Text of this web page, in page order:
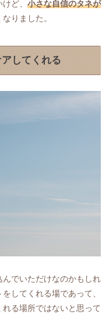
ど、 小さな自信のタネが
りました。
してくれる
でいただけなのかもしれ
してくれる場であって、
る場所ではないと思って